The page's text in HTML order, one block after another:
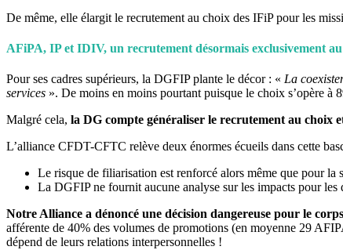
De même, elle élargit le recrutement au choix des IFiP pour les
AFiPA, IP et IDIV, un recrutement désormais exclusivement
Pour ses cadres supérieurs, la DGFIP plante le décor : « La
services ». De moins en moins pourtant puisque le choix s’opère
Malgré cela, la DG compte généraliser le recrutement au choix
L’alliance CFDT-CFTC relève deux énormes écueils dans cette
Le risque de filiarisation est renforcé alors même que pour la
La DGFIP ne fournit aucune analyse sur les impacts pour les
Notre Alliance a dénoncé une décision dangereuse pour le
afférente de 40% des volumes de promotions (en moyenne 29
dépend de leurs relations interpersonnelles !